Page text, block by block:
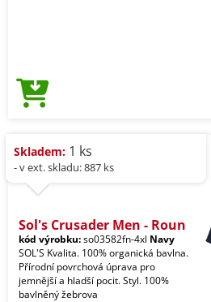
Skladem: 1 ks
- v ext. skladu: 887 ks
Sol's Crusader Men - Roun
kód výrobku:so03582fn-4xl Navy
SOL'S Kvalita. 100% organická bavlna.
Přírodní povrchová úprava pro
jemnější a hladší pocit. Styl. 100%
bavlněný žebrova